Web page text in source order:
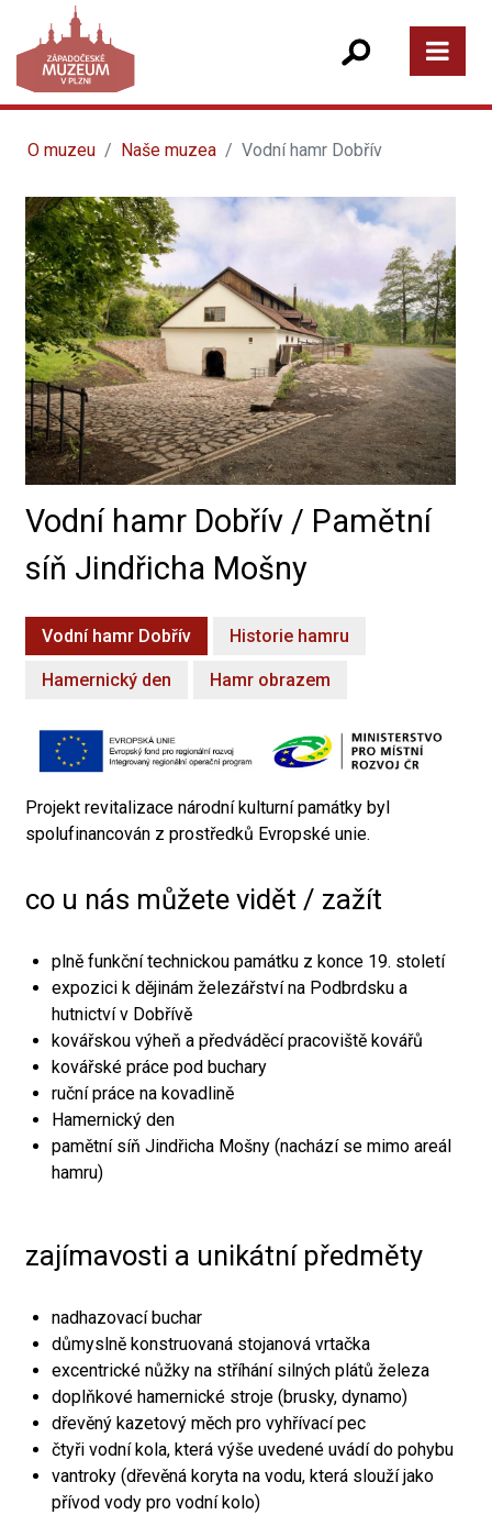
O muzeu Naše muzea Vodní hamr Dobřív
Vodní hamr Dobřív / Pamětní
síň Jindřicha Mošny
Vodní hamr Dobřív Historie hamru
Hamernický den Hamr obrazem
Projekt revitalizace národní kulturní památky byl
spolufinancován z prostředků Evropské unie.
co u nás můžete vidět / zažít
plně funkční technickou památku z konce 19. století
expozici k dějinám železářství na Podbrdsku a
hutnictví v Dobřívě
kovářskou výheň a předváděcí pracoviště kovářů
kovářské práce pod buchary
ruční práce na kovadlině
Hamernický den
pamětní síň Jindřicha Mošny (nachází se mimo areál
hamru)
zajímavosti a unikátní předměty
nadhazovací buchar
důmyslně konstruovaná stojanová vrtačka
excentrické nůžky na stříhání silných plátů železa
doplňkové hamernické stroje (brusky, dynamo)
dřevěný kazetový měch pro vyhřívací pec
čtyři vodní kola, která výše uvedené uvádí do pohybu
vantroky (dřevěná koryta na vodu, která slouží jako
přívod vody pro vodní kolo)